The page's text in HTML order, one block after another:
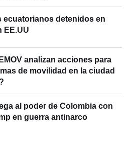
ecuatorianos detenidos en
EE.UU
analizan acciones para
de movilidad en la ciudad
al poder de Colombia con
en guerra antinarco